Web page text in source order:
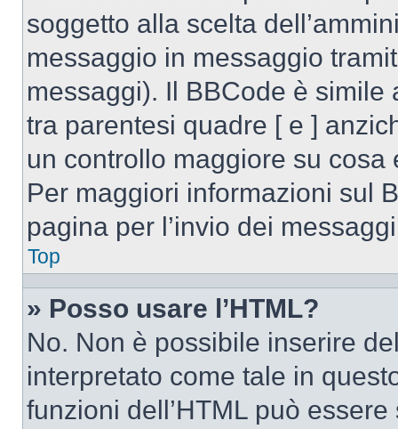
soggetto alla scelta
messaggio in messaggio
messaggi). Il BBCode è simile
tra parentesi quadre [ e ]
un controllo maggiore su
Per maggiori informazioni sul
pagina per l’invio dei
Top
» Posso usare l’HTML?
No. Non è possibile inserire
interpretato come tale in
funzioni dell’HTML può